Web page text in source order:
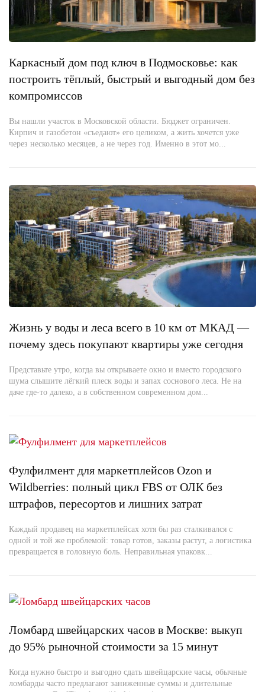
Каркасный дом под ключ в Подмосковье: как
построить тёплый, быстрый и выгодный дом без
компромиссов
Вы нашли участок в Московской области. Бюджет ограничен.
Кирпич и газобетон «съедают» его целиком, а жить хочется уже
через несколько месяцев, а не через год. Именно в этот мо...
Жизнь у воды и леса всего в 10 км от МКАД —
почему здесь покупают квартиры уже сегодня
Представьте утро, когда вы открываете окно и вместо городского
шума слышите лёгкий плеск воды и запах соснового леса. Не на
даче где-то далеко, а в собственном современном дом...
Фулфилмент для маркетплейсов Ozon и
Wildberries: полный цикл FBS от ОЛК без
штрафов, пересортов и лишних затрат
Каждый продавец на маркетплейсах хотя бы раз сталкивался с
одной и той же проблемой: товар готов, заказы растут, а логистика
превращается в головную боль. Неправильная упаковк...
Ломбард швейцарских часов в Москве: выкуп
до 95% рыночной стоимости за 15 минут
Когда нужно быстро и выгодно сдать швейцарские часы, обычные
ломбарды часто предлагают заниженные суммы и длительные